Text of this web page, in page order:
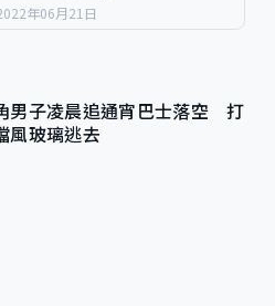
年06月21日
男子凌晨追通宵巴士落空 打
風玻璃逃去